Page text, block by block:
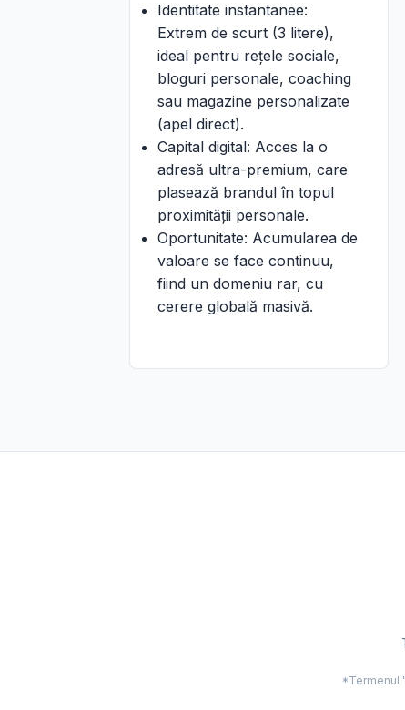
Identitate instantanee:
Extrem de scurt (3 litere),
ideal pentru rețele sociale,
bloguri personale, coaching
sau magazine personalizate
(apel direct).
Capital digital: Acces la o
adresă ultra-premium, care
plasează brandul în topul
proximității personale.
Oportunitate: Acumularea de
valoare se face continuu,
fiind un domeniu rar, cu
cerere globală masivă.
*Termenul